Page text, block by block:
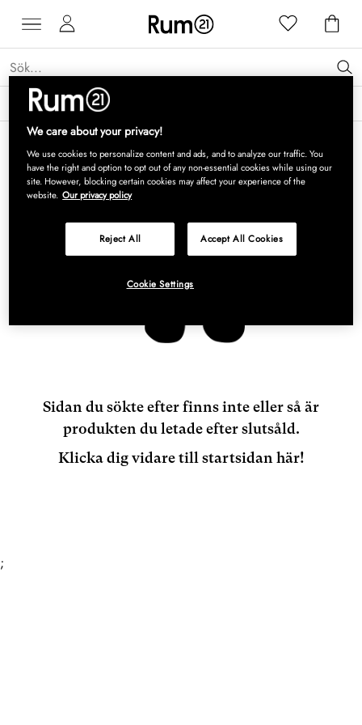
Få 15 % rabatt på Grythyttan Stålmöbler* →
Sidan du sökte efter finns inte eller så är
produkten du letade efter slutsåld.
Klicka dig vidare till startsidan här!
;
We care about your privacy!
We use cookies to personalize content and ads, and to analyze our traffic. You
have the right and option to opt out of any non-essential cookies while using our
site. However, blocking certain cookies may affect your experience of the
website. Our privacy policy
Reject All Accept All Cookies
Cookie Settings